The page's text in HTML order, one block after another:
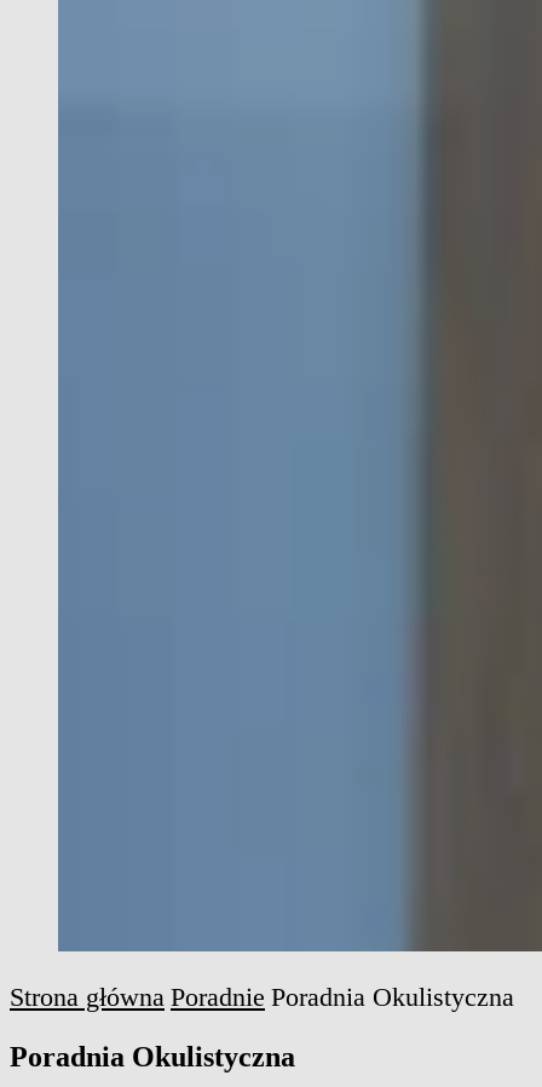
Strona główna Poradnie Poradnia Okulistyczna
Poradnia Okulistyczna